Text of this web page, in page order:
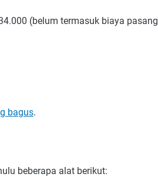
(belum termasuk biaya pasang
bagus.
beberapa alat berikut: